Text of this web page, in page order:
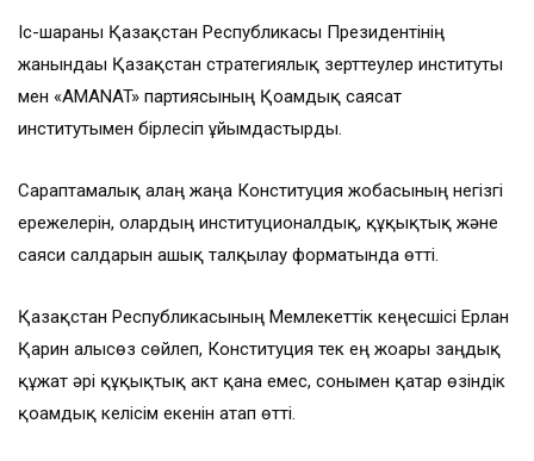
Іс-шараны Қазақстан Республикасы Президентінің
жанындағы Қазақстан стратегиялық зерттеулер институты
мен «AMANAT» партиясының Қоғамдық саясат
институтымен бірлесіп ұйымдастырды.
Сараптамалық алаң жаңа Конституция жобасының негізгі
ережелерін, олардың институционалдық, құқықтық және
саяси салдарын ашық талқылау форматында өтті.
Қазақстан Республикасының Мемлекеттік кеңесшісі Ерлан
Қарин алғысөз сөйлеп, Конституция тек ең жоғары заңдық
құжат әрі құқықтық акт қана емес, сонымен қатар өзіндік
қоғамдық келісім екенін атап өтті.